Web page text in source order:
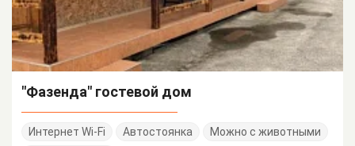
"Фазенда" гостевой дом
Интернет Wi-Fi Автостоянка
Можно с животными